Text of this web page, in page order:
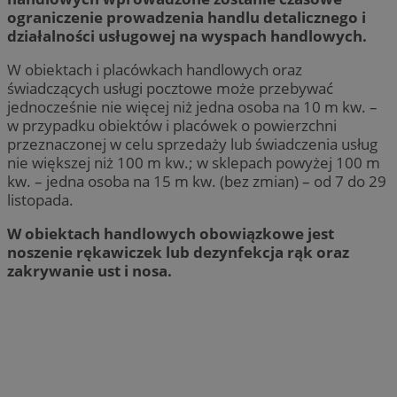
ograniczenie prowadzenia handlu detalicznego i
działalności usługowej na wyspach handlowych.
W obiektach i placówkach handlowych oraz
świadczących usługi pocztowe może przebywać
jednocześnie nie więcej niż jedna osoba na 10 m kw. –
w przypadku obiektów i placówek o powierzchni
przeznaczonej w celu sprzedaży lub świadczenia usług
nie większej niż 100 m kw.; w sklepach powyżej 100 m
kw. – jedna osoba na 15 m kw. (bez zmian) – od 7 do 29
listopada.
W obiektach handlowych obowiązkowe jest
noszenie rękawiczek lub dezynfekcja rąk oraz
zakrywanie ust i nosa.